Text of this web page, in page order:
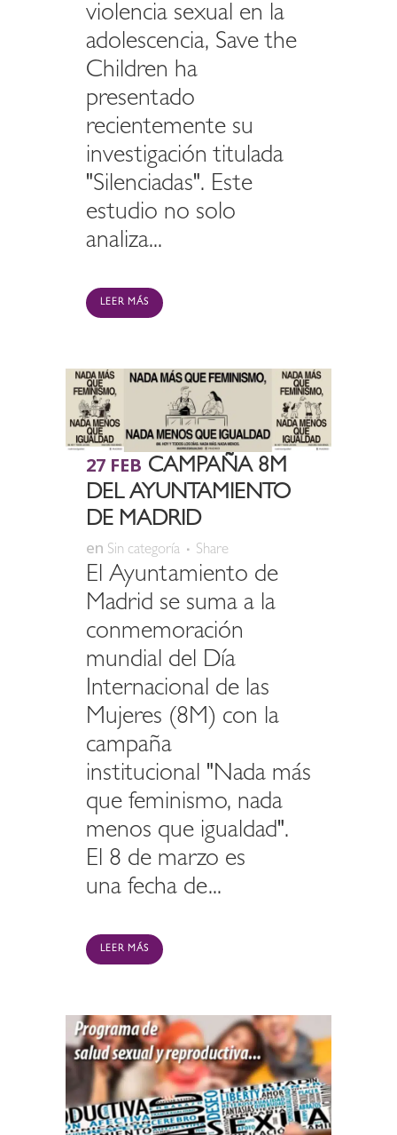
violencia sexual en la
adolescencia, Save the
Children ha
presentado
recientemente su
investigación titulada
"Silenciadas". Este
estudio no solo
analiza...
LEER MÁS
27 FEB CAMPAÑA 8M
DEL AYUNTAMIENTO
DE MADRID
en Sin categoría Share
El Ayuntamiento de
Madrid se suma a la
conmemoración
mundial del Día
Internacional de las
Mujeres (8M) con la
campaña
institucional "Nada más
que feminismo, nada
menos que igualdad".
El 8 de marzo es
una fecha de...
LEER MÁS